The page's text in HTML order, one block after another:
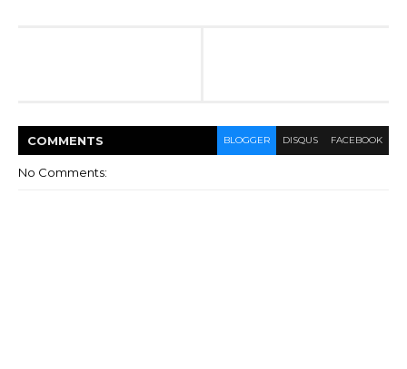
COMMENTS BLOGGER DISQUS FACEBOOK
No Comments: